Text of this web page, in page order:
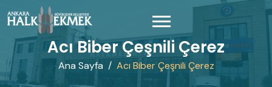
Acı Biber Çeşnili Çerez
Ana Sayfa Acı Biber Çeşnili Çerez